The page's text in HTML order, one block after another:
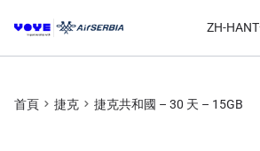
ZH-HANT
首頁 捷克 捷克共和國 – 30 天 – 15GB